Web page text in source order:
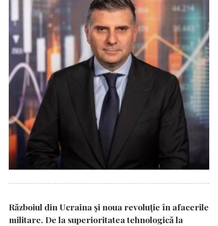
Războiul din Ucraina și noua revoluție în afacerile
militare. De la superioritatea tehnologică la